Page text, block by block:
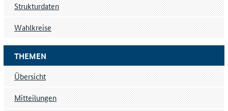
THEMEN
Übersicht
Mitteilungen
Strukturdaten
Wahlkreise